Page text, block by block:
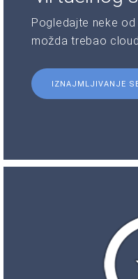
Pogledajte neke
možda trebao
IZNAJMLJIVANJE